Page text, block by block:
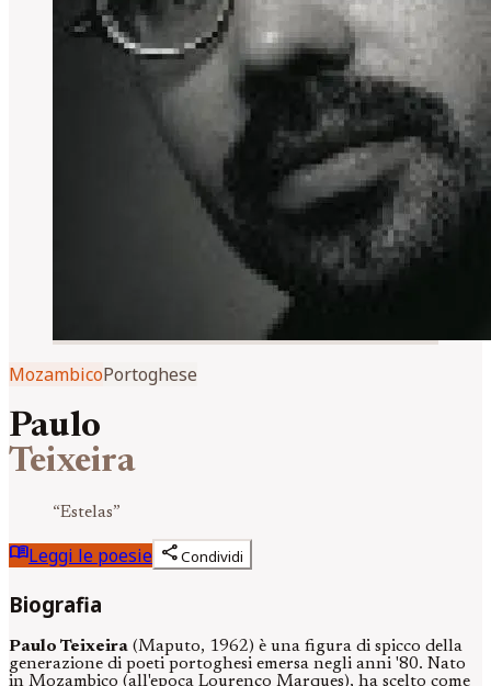
MozambicoPortoghese
Paulo
Teixeira
“Estelas”
menu_bookLeggi le poesie shareCondividi
Biografia
Paulo Teixeira (Maputo, 1962) è una figura di spicco della
generazione di poeti portoghesi emersa negli anni '80. Nato
in Mozambico (all'epoca Lourenço Marques), ha scelto come